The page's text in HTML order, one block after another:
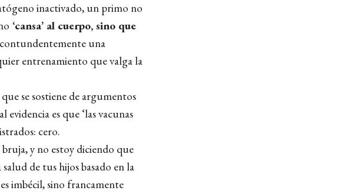
inactivado, un primo no
‘cansa’ al cuerpo, sino que
una
entrenamiento que valga la
que se sostiene de argumentos
es que ‘las vacunas
cero.
y no estoy diciendo que
de tus hijos basado en la
imbécil, sino francamente